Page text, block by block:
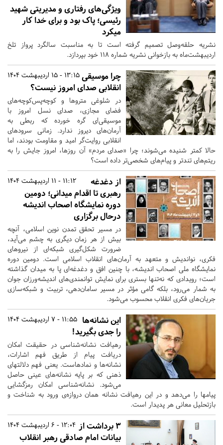
ویژگی‌های رفتاری و مدیریتی شهید
رئیسی؛ پاک بود و برای خدا کار
میکرد
نشریه حلقه‌وصل تصمیم گرفته‌ است تا به مناسبت سالگرد پرواز تلخ
اردیبهشت‌ماه به‌ بازخوانی نشریه شماره 118 خود بپردازد.
13:15 - 15 اردیبهشت 1404 چرا موسیقی
انقلابی صدای امروز نیست؟
در شلوغی متروها و کوچه‌پس‌کوچه‌های
فضای مجازی، صدای نسل امروز با
موسیقی‌ای گره خورده که ربطی به
آرمان‌های دیروز ندارد. زمانی سرودهای
انقلابی روایت‌گر امید و مقاومت بودند، اما
حالا کمتر شنیده می‌شوند؛ چرا «صدای مردم» آن روزها، امروز جایش را به
ریتم‌های تندتر و پیام‌های شخصی‌تر داده است؟
11:12 - 11 اردیبهشت 1404
از دغدغه
رهبری تا اقدام میدانی؛ دومین
دوره نمایشگاه اصحاب اندیشه
درحال برگزاری
در مسیر تحقق تمدن نوین اسلامی، آنچه
بیش از هر زمان دیگری به چشم می‌آید،
ضرورت شکل‌گیری شبکه‌ای از نیروهای
فکری، نواندیش و متعهد به آرمان‌های انقلاب اسلامی است. دومین دوره
نمایشگاه ملی اصحاب اندیشه، با چنین افق و دغدغه‌ای پا به میدان گذاشته
است؛ رویدادی که نه‌تنها بستری برای نمایش توانمندی‌های اندیشه‌ورزان جوان
به شمار می‌رود، بلکه گامی مؤثر در مسیر سامان‌دهی، تربیت و شبکه‌سازی
جریان‌های فکری انقلاب محسوب می‌شود.
11:55 - 7 اردیبهشت 1404 این نشانه‌ها
را جدی بگیرید!
رهیافت نشانه‌شناسی در حقیقت امکان
دریافت پیام از طریق فهم اشارات،
نشانه‌ها و نمادهاست. یعنی فهم دلالتهای
ذهنی که بر پایه نشانه‌های عینی حاصل
می‌شود. نشانه‌شناسی امکان رمزگشایی
پیامها را می‌دهد و در این رهیافت نشانه همان دروازه‌ی ورود به شناخت و
بازتحلیل معانی هر پدیدار است.
12:04 - 6 اردیبهشت 1404 ۳ برداشت از
بیانات امام صادقی رهبر انقلاب